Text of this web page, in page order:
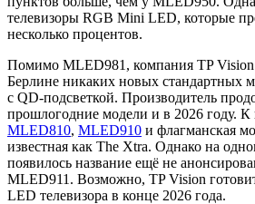
телевизоры RGB Mini LED, которые
несколько процентов.
Помимо MLED981, компания TP Vision
Берлине никаких новых стандартных
с QD-подсветкой. Производитель
прошлогодние модели и в 2026 году. К
MLED810, MLED910 и флагманская
известная как The Xtra. Однако на
появилось название ещё не
MLED911. Возможно, TP Vision
LED телевизора в конце 2026 года.